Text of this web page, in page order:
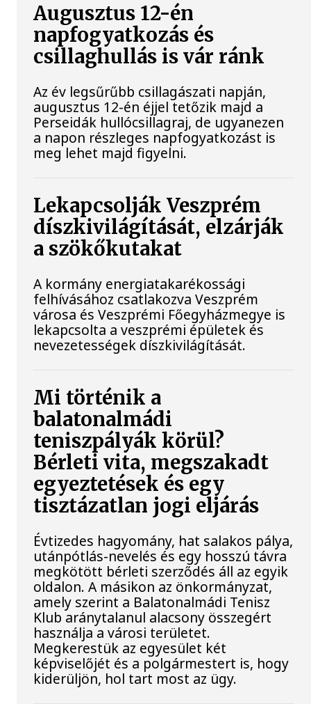
Augusztus 12-én
napfogyatkozás és
csillaghullás is vár ránk
Az év legsűrűbb csillagászati napján,
augusztus 12-én éjjel tetőzik majd a
Perseidák hullócsillagraj, de ugyanezen
a napon részleges napfogyatkozást is
meg lehet majd figyelni.
Lekapcsolják Veszprém
díszkivilágítását, elzárják
a szökőkutakat
A kormány energiatakarékossági
felhívásához csatlakozva Veszprém
városa és Veszprémi Főegyházmegye is
lekapcsolta a veszprémi épületek és
nevezetességek díszkivilágítását.
Mi történik a
balatonalmádi
teniszpályák körül?
Bérleti vita, megszakadt
egyeztetések és egy
tisztázatlan jogi eljárás
Évtizedes hagyomány, hat salakos pálya,
utánpótlás-nevelés és egy hosszú távra
megkötött bérleti szerződés áll az egyik
oldalon. A másikon az önkormányzat,
amely szerint a Balatonalmádi Tenisz
Klub aránytalanul alacsony összegért
használja a városi területet.
Megkerestük az egyesület két
képviselőjét és a polgármestert is, hogy
kiderüljön, hol tart most az ügy.